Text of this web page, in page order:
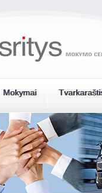
Mokymai